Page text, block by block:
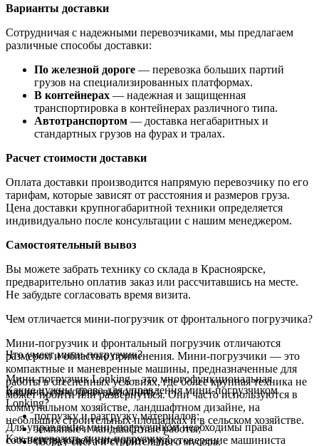
Варианты доставки
Сотрудничая с надежными перевозчиками, мы предлагаем
различные способы доставки:
По железной дороге — перевозка больших партий
грузов на специализированных платформах.
В контейнерах — надежная и защищенная
транспортировка в контейнерах различного типа.
Автотранспортом — доставка негабаритных и
стандартных грузов на фурах и тралах.
Расчет стоимости доставки
Оплата доставки производится напрямую перевозчику по его
тарифам, которые зависят от расстояния и размеров груза.
Цена доставки крупногабаритной техники определяется
индивидуально после консультации с нашим менеджером.
Самостоятельный вывоз
Вы можете забрать технику со склада в Красноярске,
предварительно оплатив заказ или рассчитавшись на месте.
Не забудьте согласовать время визита.
Чем отличается мини-погрузчик от фронтального погрузчика?
Мини-погрузчик и фронтальный погрузчик отличаются
размером и областью применения. Мини-погрузчики — это
компактные и маневренные машины, предназначенные для
работы в стесненных условиях, где более крупная техника не
может пройти или развернуться. Они часто используются в
коммунальном хозяйстве, ландшафтном дизайне, на
небольших строительных площадках и в сельском хозяйстве.
Что умеет мини-погрузчик?
Мини-погрузчик Lonking – это многофункциональная
машина, способная выполнять:
погрузку и разгрузку материалов;
земляные и ландшафтные работы;
уборку снега и строительного мусора.
Какие нужны права для управления мини-погрузчиком
Lonking?
Для управления мини-погрузчиком необходимы права
соответствующей категории и удостоверение машиниста
Как перевозить мини-погрузчик?